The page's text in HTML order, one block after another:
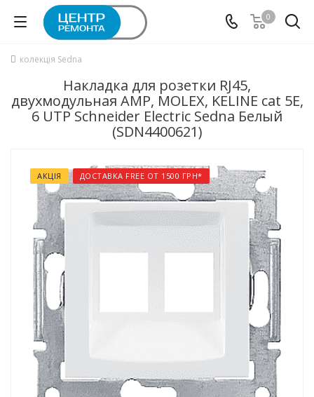
0
колекція Sedna
Накладка для розетки RJ45,
двухмодульная AMP, MOLEX, KELINE cat 5E,
6 UTP Schneider Electric Sedna Белый
(SDN4400621)
АКЦІЯ ДОСТАВКА FREE ОТ 1500 ГРН*